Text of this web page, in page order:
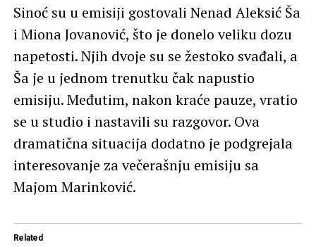
Sinoć su u emisiji gostovali Nenad Aleksić Ša
i Miona Jovanović, što je donelo veliku dozu
napetosti. Njih dvoje su se žestoko svađali, a
Ša je u jednom trenutku čak napustio
emisiju. Međutim, nakon kraće pauze, vratio
se u studio i nastavili su razgovor. Ova
dramatična situacija dodatno je podgrejala
interesovanje za večerašnju emisiju sa
Majom Marinković.
Related